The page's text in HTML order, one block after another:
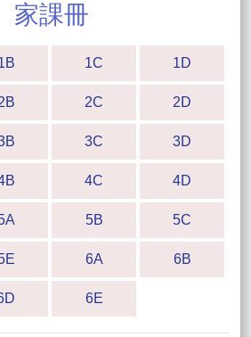
家課冊
1C 1D
2C 2D
3C 3D
4C 4D
5B 5C
6A 6B
6E